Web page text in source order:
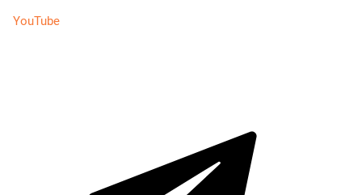
YouTube